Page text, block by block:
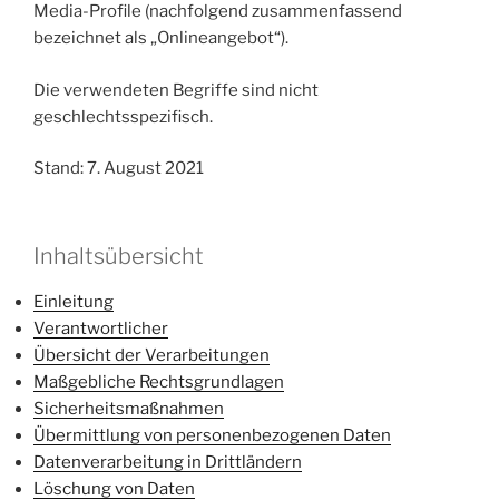
Media-Profile (nachfolgend zusammenfassend
bezeichnet als „Onlineangebot“).
Die verwendeten Begriffe sind nicht
geschlechtsspezifisch.
Stand: 7. August 2021
Inhaltsübersicht
Einleitung
Verantwortlicher
Übersicht der Verarbeitungen
Maßgebliche Rechtsgrundlagen
Sicherheitsmaßnahmen
Übermittlung von personenbezogenen Daten
Datenverarbeitung in Drittländern
Löschung von Daten